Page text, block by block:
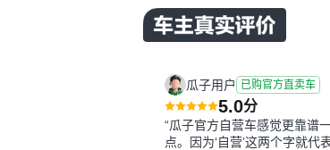
瓜子用户 已购官方直卖车
5.0分
“瓜子官方自营车感觉更靠谱
点。因为‘自营’这两个字就代